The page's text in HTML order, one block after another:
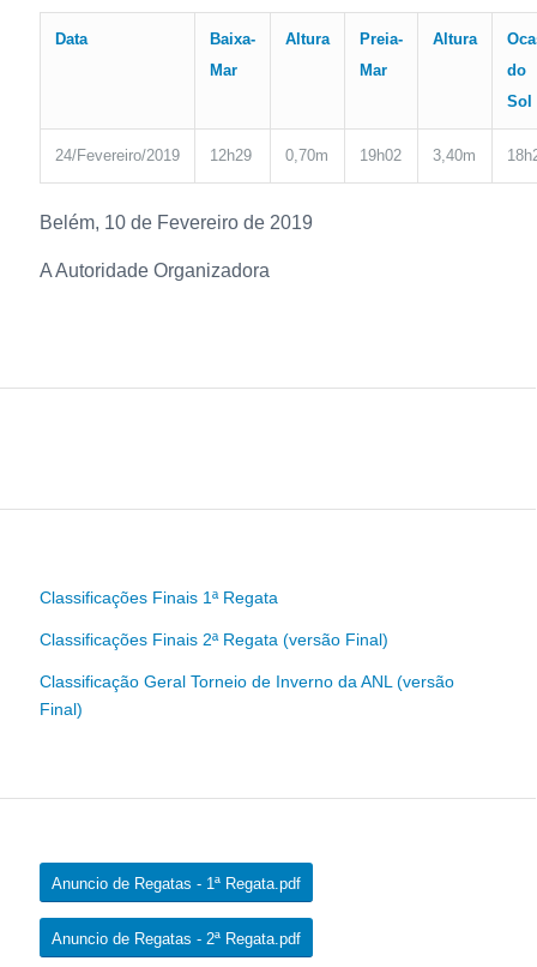
Data
Baixa-
Mar
Altura
Preia-
Mar
Altura
do
Sol
24/Fevereiro/2019 12h29 0,70m 19h02 3,40m
Belém, 10 de Fevereiro de 2019
A Autoridade Organizadora
Classificações Finais 1ª Regata
Classificações Finais 2ª Regata (versão Final)
Classificação Geral Torneio de Inverno da ANL (versão
Final)
Anuncio de Regatas - 1ª Regata.pdf
Anuncio de Regatas - 2ª Regata.pdf